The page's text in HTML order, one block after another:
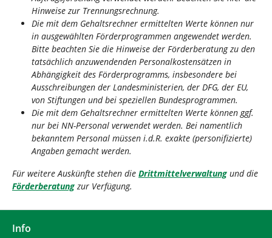
Hinweise zur Trennungsrechnung.
Die mit dem Gehaltsrechner ermittelten Werte können nur
in ausgewählten Förderprogrammen angewendet werden.
Bitte beachten Sie die Hinweise der Förderberatung zu den
tatsächlich anzuwendenden Personalkostensätzen in
Abhängigkeit des Förderprogramms, insbesondere bei
Ausschreibungen der Landesministerien, der DFG, der EU,
von Stiftungen und bei speziellen Bundesprogrammen.
Die mit dem Gehaltsrechner ermittelten Werte können ggf.
nur bei NN-Personal verwendet werden. Bei namentlich
bekanntem Personal müssen i.d.R. exakte (personifizierte)
Angaben gemacht werden.
Für weitere Auskünfte stehen die Drittmittelverwaltung und die
Förderberatung zur Verfügung.
Info